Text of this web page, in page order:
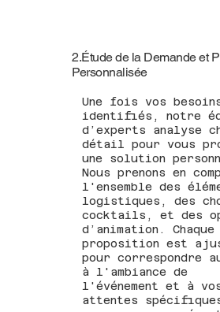
2.Étude de la Demande et
Personnalisée
Une fois vos
identifiés, notre
d’experts analyse
détail pour vous
une solution
Nous prenons en
l'ensemble des
logistiques, des
cocktails, et des
d’animation. Chaque
proposition est
pour correspondre
à l'ambiance de
l'événement et à
attentes